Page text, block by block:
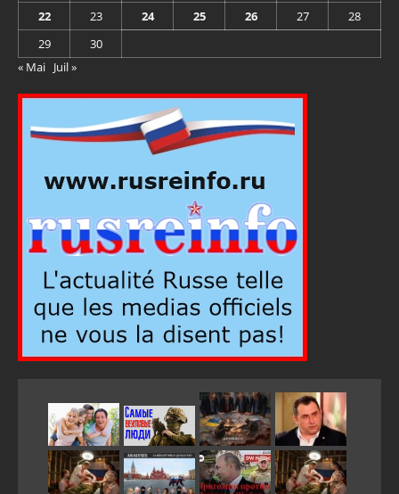
22
23 24 25 26 27
28
29
30
« Mai Juil »